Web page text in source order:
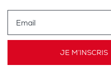
JE M’INSCRIS